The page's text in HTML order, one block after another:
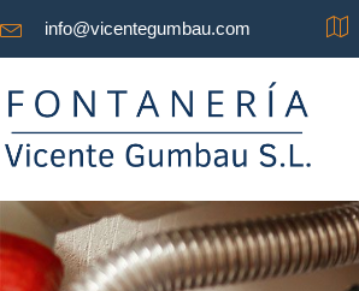
info@vicentegumbau.com